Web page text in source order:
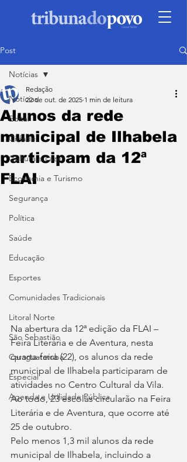
Post
Notícias
Edital
Cidade
Cultura e Lazer
Economia e Turismo
Segurança
Política
Saúde
Educação
Esportes
Comunidades Tradicionais
Litoral Norte
São Sebastião
Caraguatatuba
Especial
Agenda e Utilidade Pública
Notícias
Alunos da rede
municipal de Ilhabela
participam da 12ª
FLAI
Redação
22 de out. de 2025 1 min de leitura
Na abertura da 12ª edição da FLAI –
Feira Literária e de Aventura, nesta
quarta-feira (22), os alunos da rede
municipal de Ilhabela participaram de
atividades no Centro Cultural da Vila.
Ao todo, 23 escolas circularão na Feira
Literária e de Aventura, que ocorre até
25 de outubro.
Pelo menos 1,3 mil alunos da rede
municipal de Ilhabela, incluindo a